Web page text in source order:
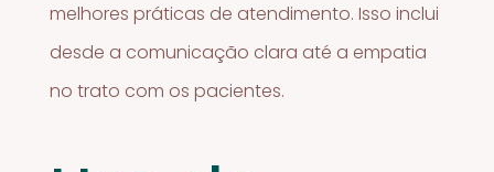
melhores práticas de atendimento. Isso inclui
desde a comunicação clara até a empatia
no trato com os pacientes.